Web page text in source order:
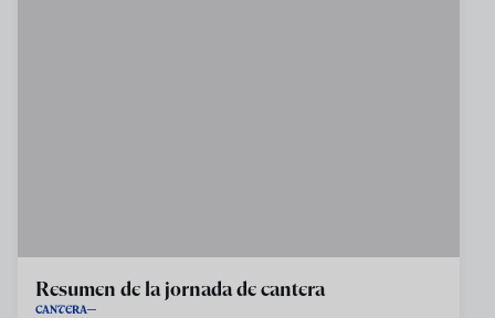
Resumen de la jornada de cantera
CANTERA